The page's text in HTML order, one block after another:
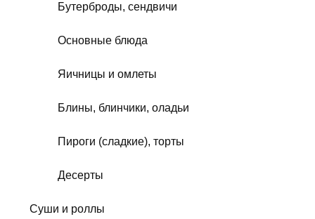
Бутерброды, сендвичи
Основные блюда
Яичницы и омлеты
Блины, блинчики, оладьи
Пироги (сладкие), торты
Десерты
Суши и роллы